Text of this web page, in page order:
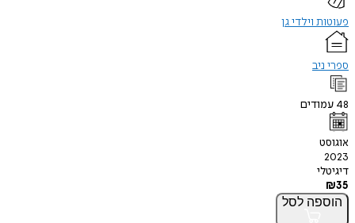
פעוטות וילדי גן
ספרי ניב
48 עמודים
אוגוסט
2023
דיגיטלי
₪35
הוספה לסל